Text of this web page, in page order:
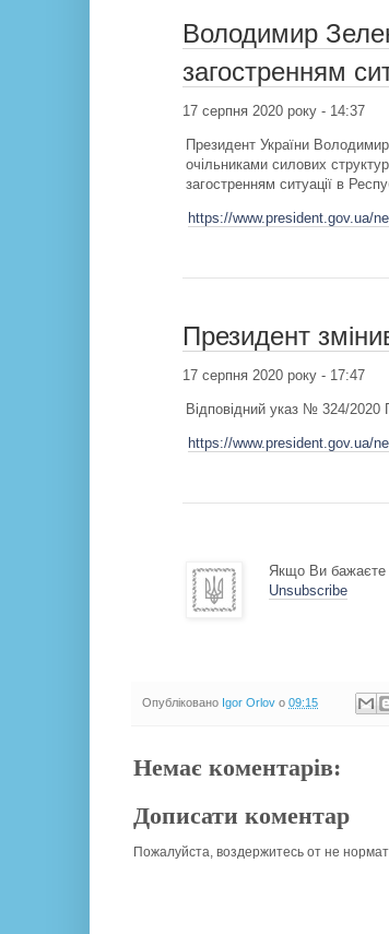
Володимир
загостренням
17 серпня 2020 року - 14:37
Президент України Володимир
очільниками силових
загостренням ситуації в
https://www.president.gov.ua/
Президент
17 серпня 2020 року - 17:47
Відповідний указ № 324/2020
https://www.president.gov.ua/
Якщо Ви бажаєте
Unsubscribe
Опубліковано Igor Orlov о 09:15
Немає коментарів:
Дописати коментар
Пожалуйста, воздержитесь от не